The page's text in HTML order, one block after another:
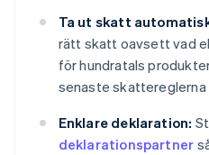
Ta ut skatt
rätt skatt oavsett vad
för hundratals
senaste
Enklare deklaration:
deklarationspartner